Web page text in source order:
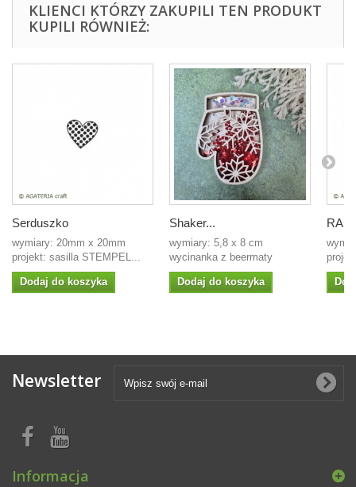
KLIENCI KTÓRZY ZAKUPILI TEN PRODUKT
KUPILI RÓWNIEŻ:
Serduszko
wymiary: 20mm x 20mm
projekt: sasilla STEMPEL...
Dodaj do koszyka
Shaker...
wymiary: 5,8 x 8 cm
wycinanka z beermaty
Dodaj do koszyka
Newsletter
Informacja